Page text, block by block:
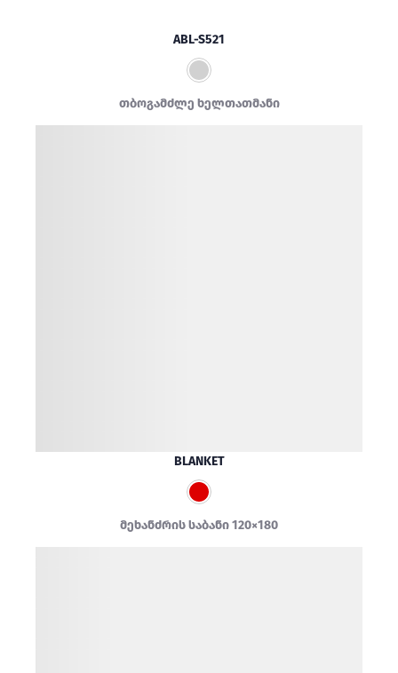
ABL-S521
თბოგამძლე ხელთათმანი
BLANKET
მეხანძრის საბანი 120×180